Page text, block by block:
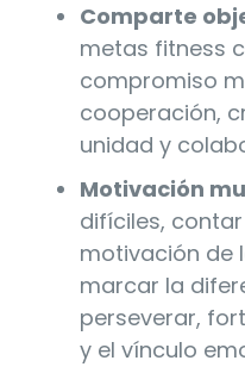
Comparte
metas fitness
compromiso
cooperación,
unidad y
Motivación
difíciles,
motivación de
marcar la
perseverar,
y el vínculo